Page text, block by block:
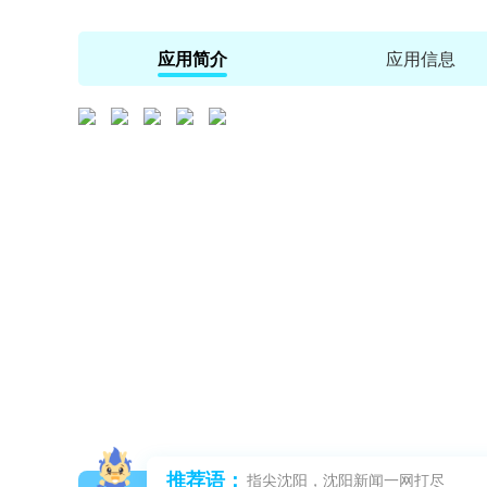
应用简介 应用信息
推荐语： 指尖沈阳，沈阳新闻一网打尽